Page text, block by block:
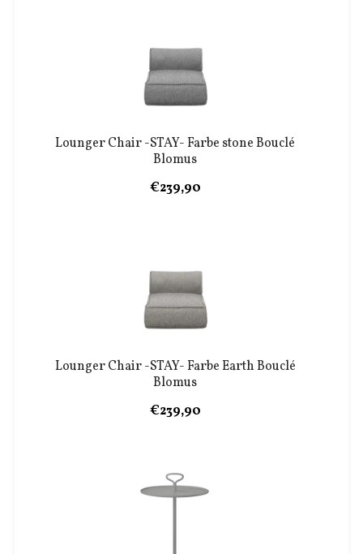
Lounger Chair -STAY- Farbe stone Bouclé
Blomus
€239,90
Lounger Chair -STAY- Farbe Earth Bouclé
Blomus
€239,90